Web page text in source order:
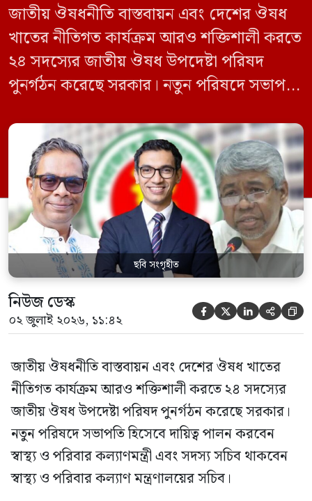
জাতীয় ঔষধনীতি বাস্তবায়ন এবং দেশের ঔষধ
খাতের নীতিগত কার্যক্রম আরও শক্তিশালী করতে
২৪ সদস্যের জাতীয় ঔষধ উপদেষ্টা পরিষদ
পুনর্গঠন করেছে সরকার। নতুন পরিষদে সভাপতি
কল্যাণমন্ত্রী এবং সদস্য সচিব থাকবেন স্বাস্থ্য ও
পরিবার কল্যাণ মন্ত্রণালয়ের সচিব। একই সঙ্গে
স্বাস্থ্য প্রতিমন্ত্রী, বাংলাদেশ বিনিয়োগ উন্নয়ন
কর্তৃপক্ষ (বিডা)-এর নির্বাহী চেয়ারম্যান এবং
জাতীয় […]
ছবি সংগৃহীত
নিউজ ডেস্ক
০২ জুলাই ২০২৬, ১১:৪২     
জাতীয় ঔষধনীতি বাস্তবায়ন এবং দেশের ঔষধ খাতের
নীতিগত কার্যক্রম আরও শক্তিশালী করতে ২৪ সদস্যের
জাতীয় ঔষধ উপদেষ্টা পরিষদ পুনর্গঠন করেছে সরকার।
নতুন পরিষদে সভাপতি হিসেবে দায়িত্ব পালন করবেন
স্বাস্থ্য ও পরিবার কল্যাণমন্ত্রী এবং সদস্য সচিব থাকবেন
স্বাস্থ্য ও পরিবার কল্যাণ মন্ত্রণালয়ের সচিব।